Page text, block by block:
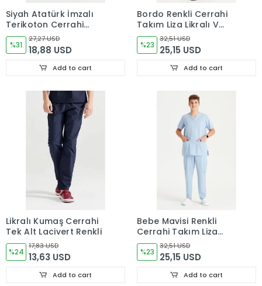
Siyah Atatürk İmzalı
Terikoton Cerrahi
Forma Takımı İnce
Kumaş Dr. Greys Kesim
%31
27,27 USD
18,88 USD
Add to cart
Bordo Renkli Cerrahi
Takım Liza Likralı V
Yaka Forma
%23
32,51 USD
25,15 USD
Add to cart
Likralı Kumaş Cerrahi
Tek Alt Lacivert Renkli
%24
17,83 USD
13,63 USD
Add to cart
Bebe Mavisi Renkli
Cerrahi Takım Liza
Likralı V Yaka Forma
%23
32,51 USD
25,15 USD
Add to cart